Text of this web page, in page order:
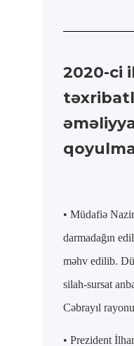
2020-ci
• Müdafiə
darmadağın
məhv edilib.
silah-sursat
Cəbrayıl
• Prezident